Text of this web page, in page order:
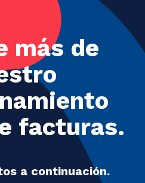
más de
facturas.
a continuación.